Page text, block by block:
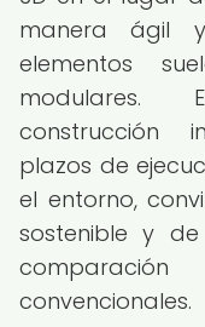
manera ágil
elementos
modulares.
construcción
plazos de
el entorno,
sostenible y
convencionales.